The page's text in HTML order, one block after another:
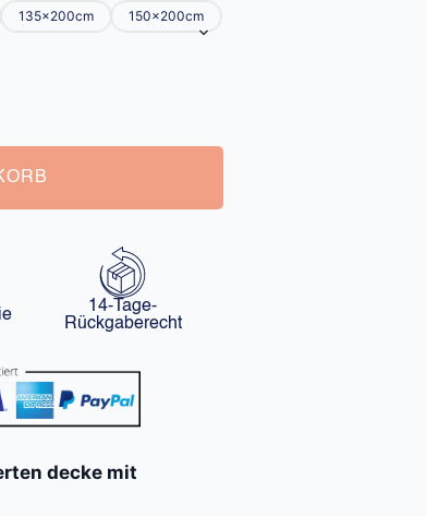
135x200cm
150x200cm
14-Tage-
Rückgaberecht
decke mit